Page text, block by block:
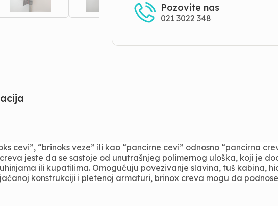
Pozovite nas
021 3022 348
cevi”, “brinoks veze” ili kao “pancirne cevi” odnosno “pancirna
jeste da se sastoje od unutrašnjeg polimernog uloška, koji je
ili kupatilima. Omogućuju povezivanje slavina, tuš kabina,
konstrukciji i pletenoj armaturi, brinox creva mogu da